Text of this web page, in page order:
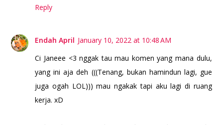
Reply
Endah April January 10, 2022 at 10:48 AM
Ci Janeee <3 nggak tau mau komen yang mana dulu,
yang ini aja deh (((Tenang, bukan hamindun lagi, gue
juga ogah LOL))) mau ngakak tapi aku lagi di ruang
kerja. xD